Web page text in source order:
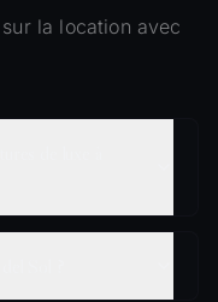
la location avec